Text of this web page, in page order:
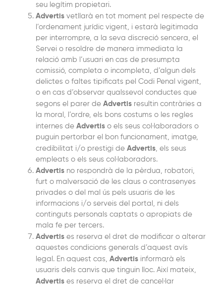
seu legítim propietari.
Advertis vetllarà en tot moment pel respecte de
l’ordenament jurídic vigent, i estarà legitimada
per interrompre, a la seva discreció sencera, el
Servei o resoldre de manera immediata la
relació amb l’usuari en cas de presumpta
comissió, completa o incompleta, d’algun dels
delictes o faltes tipificats pel Codi Penal vigent,
o en cas d’observar qualssevol conductes que
segons el parer deAdvertis resultin contràries a
la moral, l’ordre, els bons costums o les regles
internes deAdvertis o els seus col·laboradors o
puguin pertorbar el bon funcionament, imatge,
credibilitat i/o prestigi deAdvertis , els seus
empleats o els seus col·laboradors.
Advertis no respondrà de la pèrdua, robatori,
furt o malversació de les claus o contrasenyes
privades o del mal ús pels usuaris de les
informacions i/o serveis del portal, ni dels
continguts personals captats o apropiats de
mala fe per tercers.
Advertis es reserva el dret de modificar o alterar
aquestes condicions generals d’aquest avís
legal. En aquest cas,Advertis informarà els
usuaris dels canvis que tinguin lloc. Així mateix,
Advertis es reserva el dret de cancel·lar